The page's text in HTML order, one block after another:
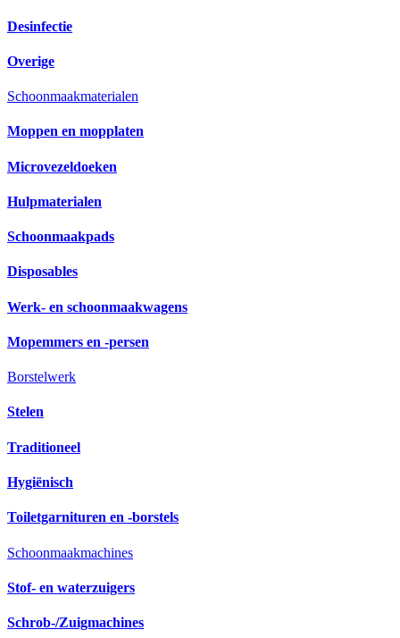
Desinfectie
Overige
Schoonmaakmaterialen
Moppen en mopplaten
Microvezeldoeken
Hulpmaterialen
Schoonmaakpads
Disposables
Werk- en schoonmaakwagens
Mopemmers en -persen
Borstelwerk
Stelen
Traditioneel
Hygiënisch
Toiletgarnituren en -borstels
Schoonmaakmachines
Stof- en waterzuigers
Schrob-/Zuigmachines